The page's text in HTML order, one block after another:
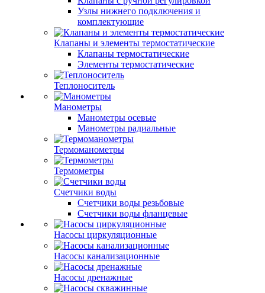
Узлы нижнего подключения и
комплектующие
Клапаны и элементы термостатические
Клапаны термостатические
Элементы термостатические
Теплоноситель
Манометры
Манометры осевые
Манометры радиальные
Термоманометры
Термометры
Счетчики воды
Счетчики воды резьбовые
Счетчики воды фланцевые
Насосы циркуляционные
Насосы канализационные
Насосы дренажные